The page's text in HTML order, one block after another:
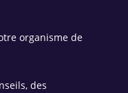
organisme de
des